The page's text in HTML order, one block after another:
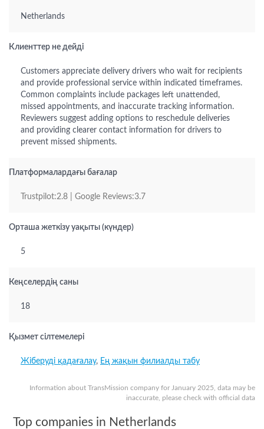
Information about TransMission company for January 2025, data may be
inaccurate, please check with official data
Netherlands
Клиенттер не дейді
Customers appreciate delivery drivers who wait for recipients
and provide professional service within indicated timeframes.
Common complaints include packages left unattended,
missed appointments, and inaccurate tracking information.
Reviewers suggest adding options to reschedule deliveries
and providing clearer contact information for drivers to
prevent missed shipments.
Платформалардағы бағалар
Trustpilot:2.8 | Google Reviews:3.7
Орташа жеткізу уақыты (күндер)
5
Кеңселердің саны
18
Қызмет сілтемелері
Жіберуді қадағалау, Ең жақын филиалды табу
Top companies in Netherlands